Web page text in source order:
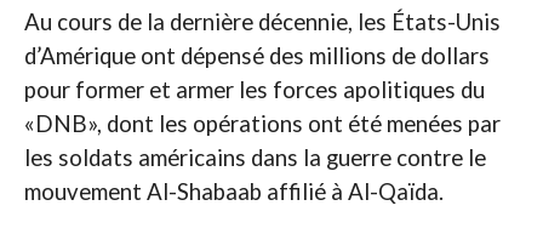
Au cours de la dernière décennie, les États-Unis
d’Amérique ont dépensé des millions de dollars
pour former et armer les forces apolitiques du
«DNB», dont les opérations ont été menées par
les soldats américains dans la guerre contre le
mouvement Al-Shabaab affilié à Al-Qaïda.